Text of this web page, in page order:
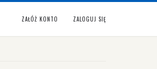
ZAŁÓŻ KONTO ZALOGUJ SIĘ